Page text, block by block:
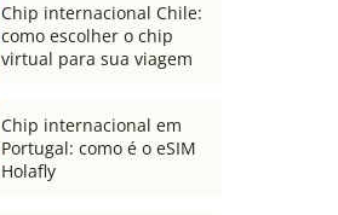
Chip internacional Chile:
como escolher o chip
virtual para sua viagem
Chip internacional em
Portugal: como é o eSIM
Holafly